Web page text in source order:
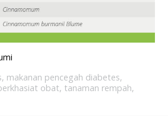
, makanan pencegah diabetes,
obat, tanaman rempah,